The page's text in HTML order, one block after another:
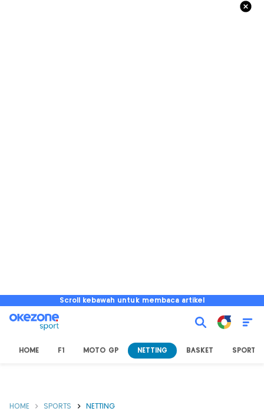
Scroll kebawah untuk membaca artikel
HOME F1 MOTO GP NETTING BASKET SPORT
HOME SPORTS NETTING